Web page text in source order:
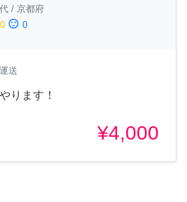
/ 京都府
0 sentiment_dissatisfied 0
送
ります！
¥4,000